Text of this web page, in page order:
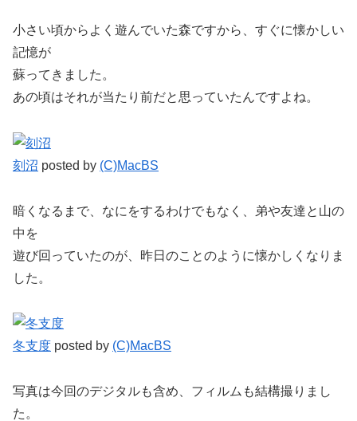
小さい頃からよく遊んでいた森ですから、すぐに懐かしい
記憶が
蘇ってきました。
あの頃はそれが当たり前だと思っていたんですよね。
刻沼 posted by (C)MacBS
暗くなるまで、なにをするわけでもなく、弟や友達と山の
中を
遊び回っていたのが、昨日のことのように懐かしくなりま
した。
冬支度 posted by (C)MacBS
写真は今回のデジタルも含め、フィルムも結構撮りまし
た。